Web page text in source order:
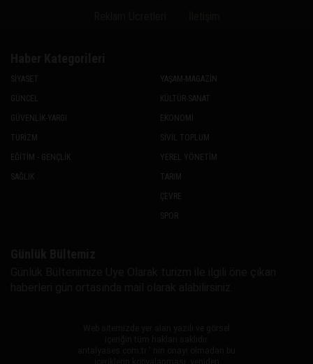
SİYASET
GÜNCEL
GÜVENLİK-YARGI
TURİZM
EĞİTİM - GENÇLİK
SAĞLIK
YAŞAM-MAGAZİN
KÜLTÜR-SANAT
EKONOMİ
SİVİL TOPLUM
YEREL YÖNETİM
TARIM
ÇEVRE
SPOR